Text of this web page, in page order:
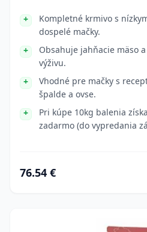
Kompletné krmivo s
dospelé mačky.
Obsahuje jahňacie mäso
výživu.
Vhodné pre mačky s
špalde a ovse.
Pri kúpe 10kg balenia
zadarmo (do vypredania
76.54 €